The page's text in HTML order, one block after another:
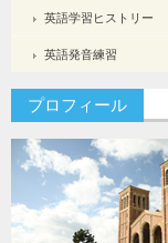
英語学習ヒストリー
英語発音練習
プロフィール